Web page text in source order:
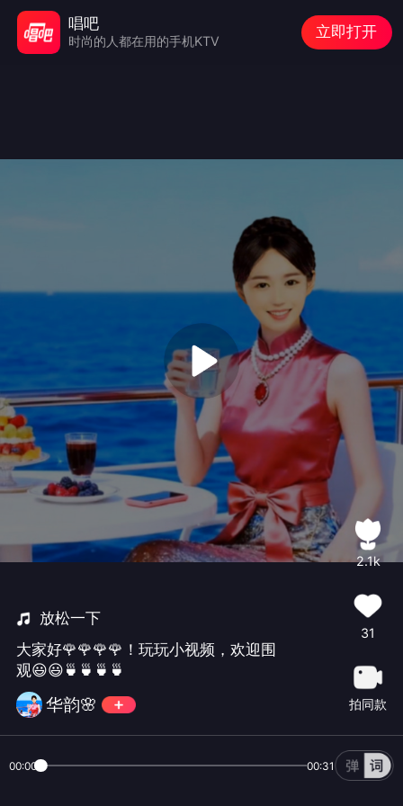
放松一下
大家好🌹🌹🌹🌹！玩玩小视频，欢迎围
观😃😃🍵🍵🍵🍵
华韵🌸
2.1k
31
拍同款
00:00 00:31
唱吧
时尚的人都在用的手机KTV
立即打开